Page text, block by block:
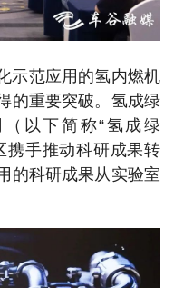
示范应用的氢内燃机
的重要突破。氢成绿
以下简称“氢成绿
携手推动科研成果转
的科研成果从实验室